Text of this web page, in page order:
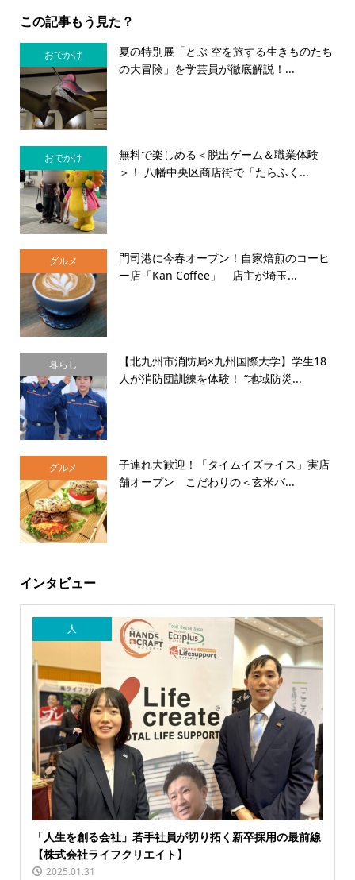
この記事もう見た？
おでかけ
夏の特別展「とぶ 空を旅する生きものたち
の大冒険」を学芸員が徹底解説！...
おでかけ
無料で楽しめる＜脱出ゲーム＆職業体験
＞！ 八幡中央区商店街で「たらふく...
グルメ
門司港に今春オープン！自家焙煎のコーヒ
ー店「Kan Coffee」 店主が埼玉...
暮らし
【北九州市消防局×九州国際大学】学生18
人が消防団訓練を体験！ “地域防災...
グルメ
子連れ大歓迎！「タイムイズライス」実店
舗オープン こだわりの＜玄米バ...
インタビュー
人
「人生を創る会社」若手社員が切り拓く新卒採用の最前線
【株式会社ライフクリエイト】
2025.01.31